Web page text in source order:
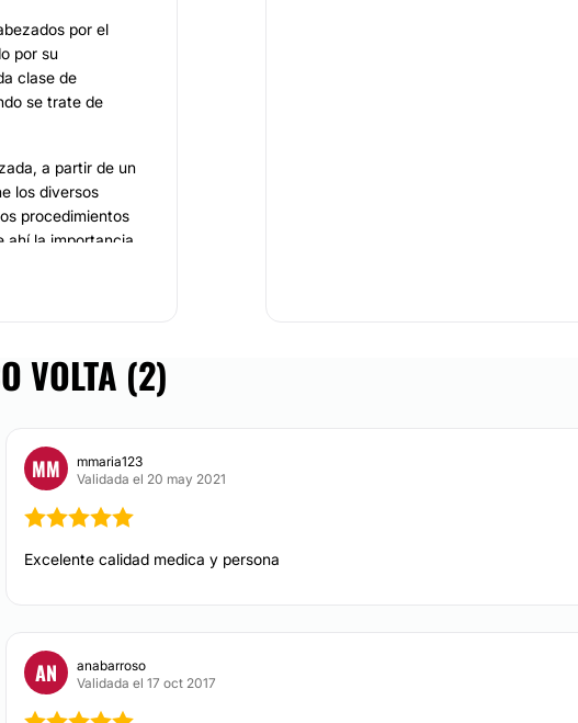
por el
por su
clase de
se trate de
a partir de un
los diversos
procedimientos
ahí la importancia
reconocido
Europa. Lo
con amplia
los rellenos
VOLTA (2)
MM
mmaria123
Validada el 20 may 2021
Excelente calidad medica y persona
AN
anabarroso
Validada el 17 oct 2017